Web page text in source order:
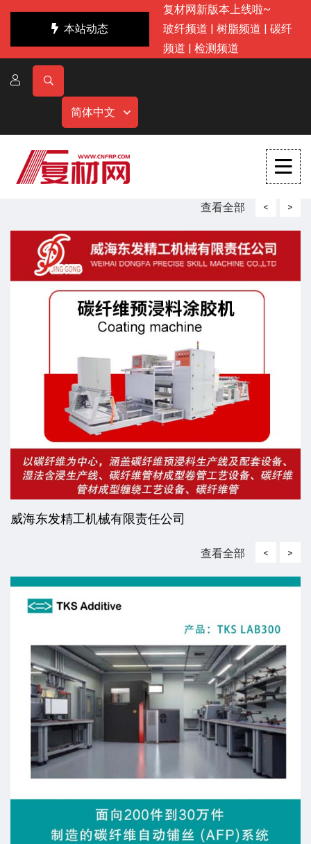
本站动态
复材网新版本上线啦~
玻纤频道 | 树脂频道 | 碳纤
频道 | 检测频道
简体中文
查看全部 <
威海东发精工机械有限责任公司
>
查看全部 < >